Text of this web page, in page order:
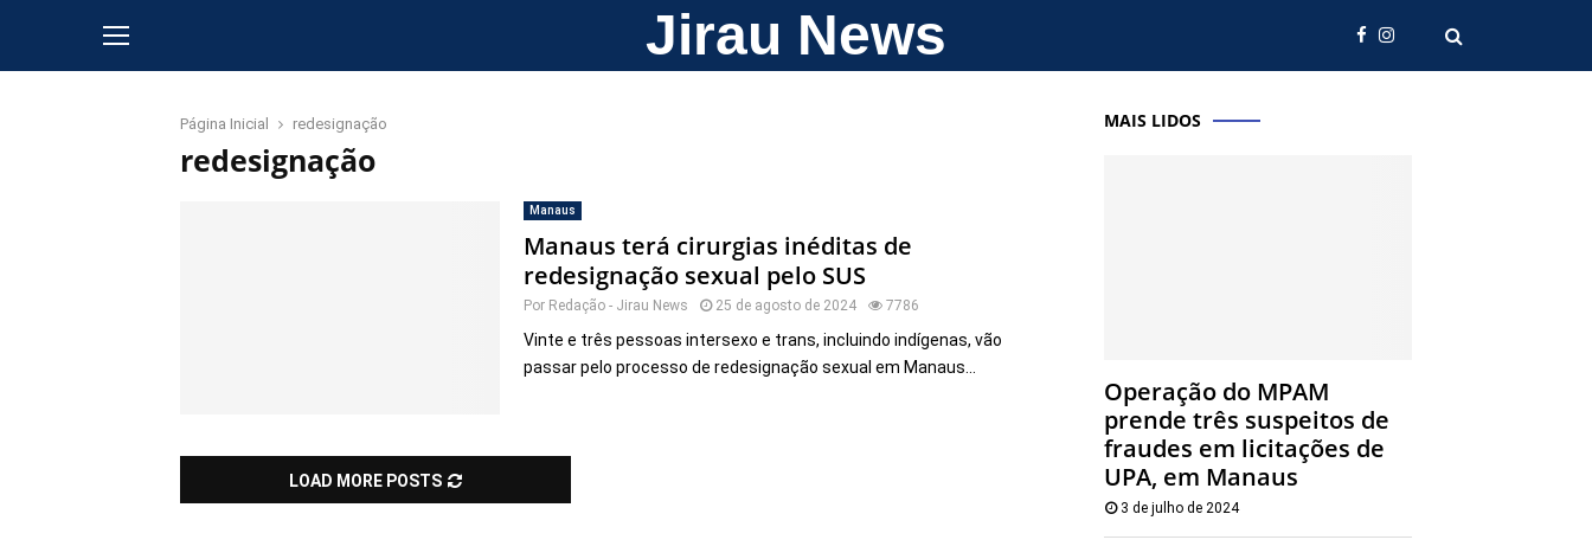
Jirau News
Página Inicial redesignação
redesignação
Manaus
Manaus terá cirurgias inéditas de
redesignação sexual pelo SUS
Por Redação - Jirau News 25 de agosto de 2024 7786
Vinte e três pessoas intersexo e trans, incluindo indígenas, vão
passar pelo processo de redesignação sexual em Manaus...
LOAD MORE POSTS
MAIS LIDOS
Operação do MPAM
prende três suspeitos de
fraudes em licitações de
UPA, em Manaus
3 de julho de 2024